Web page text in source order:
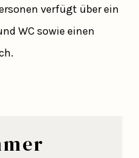
verfügt über ein
WC sowie einen